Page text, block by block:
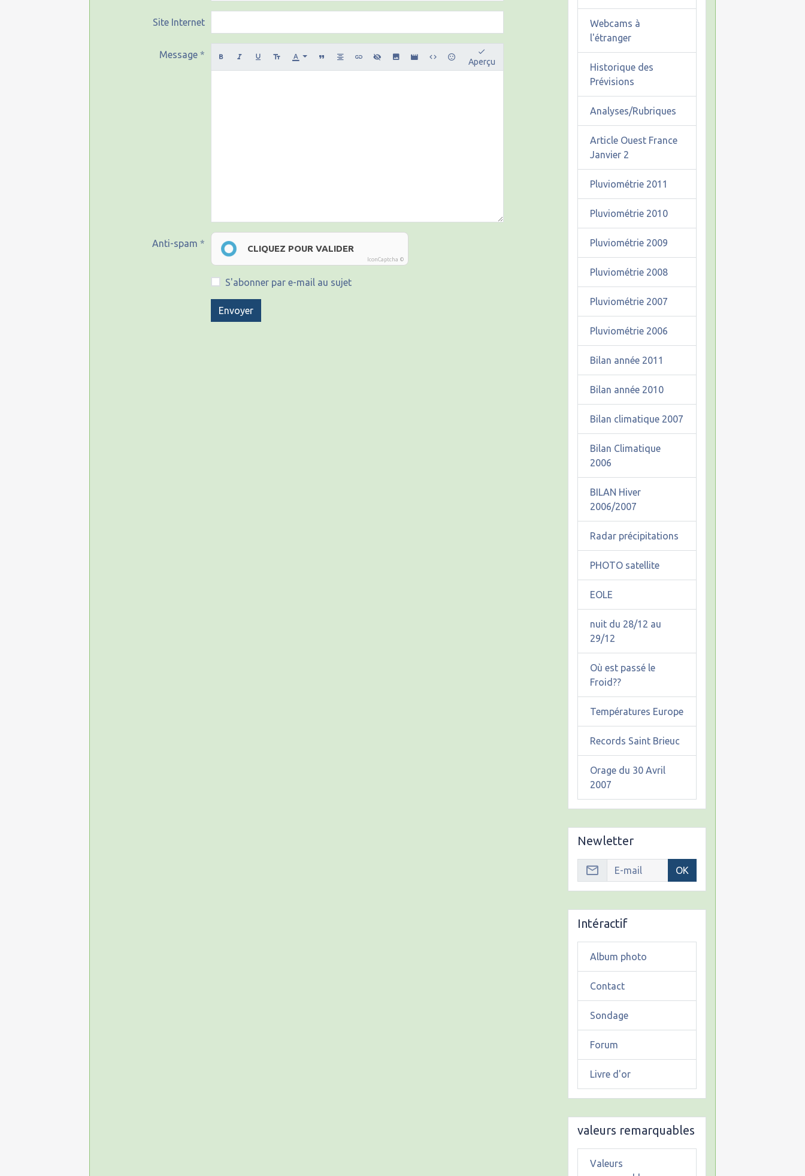
Site Internet
Message
Aperçu
Anti-spam CLIQUEZ POUR VALIDER
IconCaptcha ©
S'abonner par e-mail au sujet
Envoyer
Webcams à
l'étranger
Historique des
Prévisions
Analyses/Rubriques
Article Ouest France
Janvier 2
Pluviométrie 2011
Pluviométrie 2010
Pluviométrie 2009
Pluviométrie 2008
Pluviométrie 2007
Pluviométrie 2006
Bilan année 2011
Bilan année 2010
Bilan climatique 2007
Bilan Climatique
2006
BILAN Hiver
2006/2007
Radar précipitations
PHOTO satellite
EOLE
nuit du 28/12 au
29/12
Où est passé le
Froid??
Températures Europe
Records Saint Brieuc
Orage du 30 Avril
2007
Newletter
OK
Intéractif
Album photo
Contact
Sondage
Forum
Livre d'or
valeurs remarquables
Valeurs